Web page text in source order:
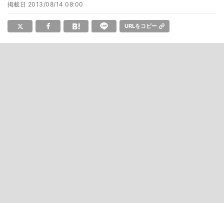
掲載日 2013/08/14 08:00
URLをコピー